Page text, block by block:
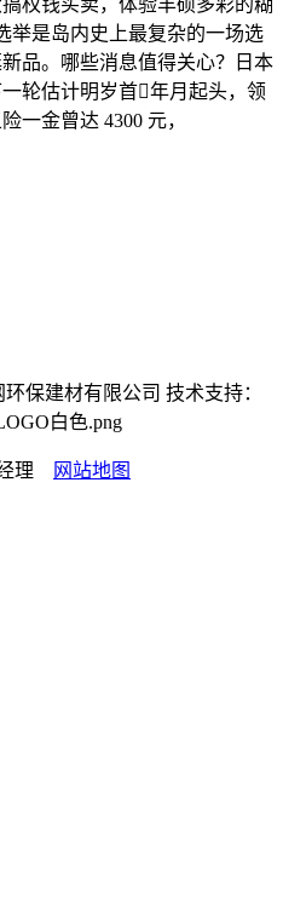
举是岛内史上最复杂的一场选
品。哪些消息值得关心？日本
轮估计明岁首年月起头，领
一金曾达 4300 元，
保建材有限公司 技术支持：
理 网站地图